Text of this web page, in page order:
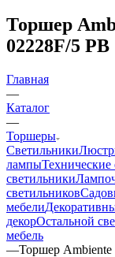
Торшер
02228F/5 PB
Главная
—
Каталог
—
Торшеры
Светильники
лампыТехнические
светильники
светильников
мебели
декорОстальной
мебель
—Торшер Ambiente